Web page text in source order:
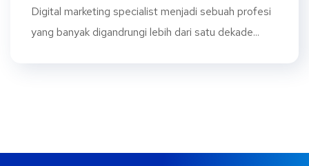
Digital marketing specialist menjadi sebuah profesi
yang banyak digandrungi lebih dari satu dekade...